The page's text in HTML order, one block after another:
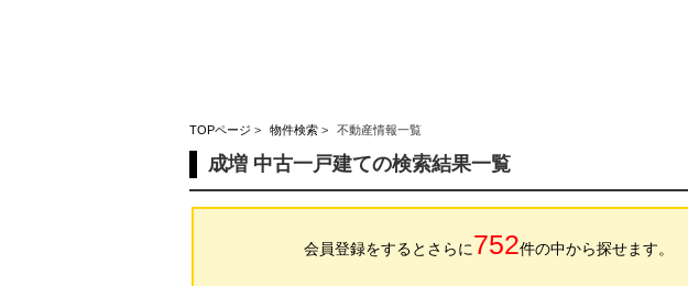
TOPページ > 物件検索 > 不動産情報一覧
成増 中古一戸建ての検索結果一覧
会員登録をするとさらに752件の中から探せます。